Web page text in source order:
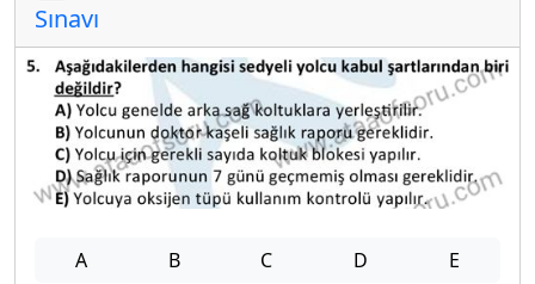
Sınavı
A B C D E